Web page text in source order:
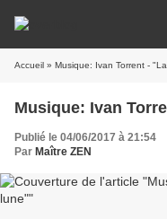
Accueil » Musique: Ivan Torrent -
Musique: Ivan
Publié le 04/06/2017 à 21:54
Par Maître ZEN